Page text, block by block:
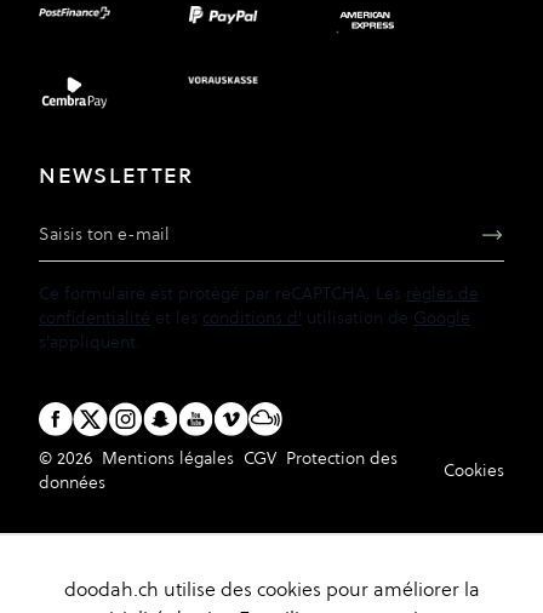
NEWSLETTER
Adresse e-mail
Ce formulaire est protégé par reCAPTCHA. Les règles de
confidentialité et les conditions d' utilisation de Google
s'appliquent.
© 2026 Mentions légales CGV Protection des
données
Cookies
doodah.ch utilise des cookies pour améliorer la